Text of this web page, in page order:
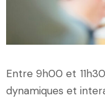
Entre 9h00 et
dynamiques et